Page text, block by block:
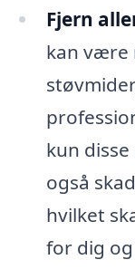
Fjern
kan være
kun
også
hvilket
for dig